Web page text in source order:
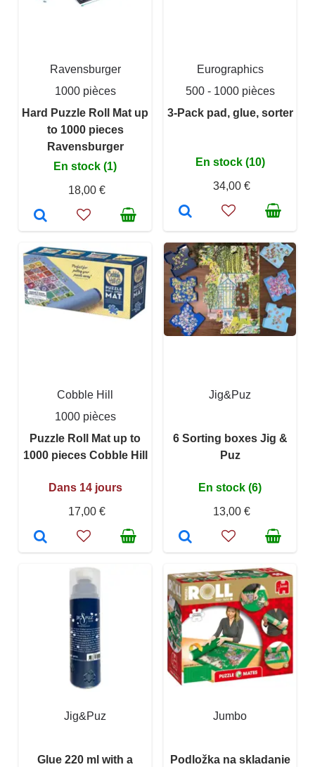
Ravensburger
1000 pièces
Hard Puzzle Roll Mat up
to 1000 pieces
Ravensburger
En stock (1)
18,00 €
Eurographics
500 - 1000 pièces
3-Pack pad, glue, sorter
En stock (10)
34,00 €
Cobble Hill
1000 pièces
Puzzle Roll Mat up to
1000 pieces Cobble Hill
Dans 14 jours
17,00 €
Jig&Puz
6 Sorting boxes Jig &
Puz
En stock (6)
13,00 €
Jig&Puz
Glue 220 ml with a
Jumbo
Podložka na skladanie